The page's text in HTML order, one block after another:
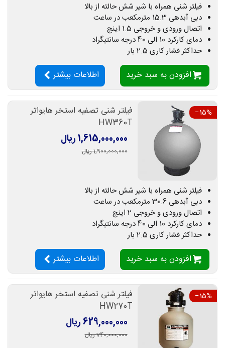
فیلتر شنی همراه با شیر شش حالته از بالا
دبی آبدهی 15.3 مترمکعب در ساعت
اتصال ورودی و خروجی 1.5 اینچ
دمای کارکرد 10 الی 40 درجه سانتیگراد
حداکثر فشار کاری 2.5 بار
افزودن به سبد خرید اطلاعات بیشتر
‎−15%
فیلتر شنی تصفیه استخر هایواتر
HW360T
1,615,000,000 ریال
1,900,000,000 ریال
فیلتر شنی همراه با شیر شش حالته از بالا
دبی آبدهی 30.6 مترمکعب در ساعت
اتصال ورودی و خروجی 2 اینچ
دمای کارکرد 10 الی 40 درجه سانتیگراد
حداکثر فشار کاری 2.5 بار
افزودن به سبد خرید اطلاعات بیشتر
‎−15%
فیلتر شنی تصفیه استخر هایواتر
HW270T
629,000,000 ریال
740,000,000 ریال